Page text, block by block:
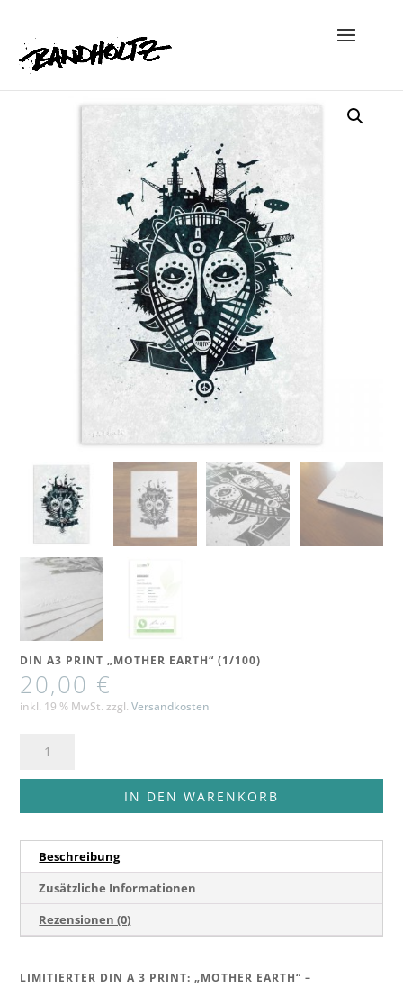
DIN A3 PRINT „MOTHER EARTH“ (1/100)
20,00 €
inkl. 19 % MwSt. zzgl.Versandkosten
"Mother
Earth"
(1/100)
Menge
IN DEN WARENKORB
Beschreibung
Zusätzliche Informationen
Rezensionen (0)
LIMITIERTER DIN A 3 PRINT: „MOTHER EARTH“ –